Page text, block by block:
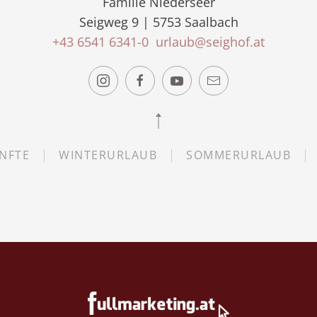
Seigweg 9 | 5753 Saalbach
+43 6541 6341-0 urlaub@seighof.at
WINTERURLAUB SOMMERURLAUB